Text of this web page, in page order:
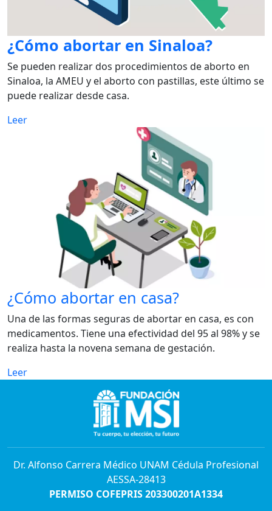
¿Cómo abortar en Sinaloa?
Se pueden realizar dos procedimientos de aborto en
Sinaloa, la AMEU y el aborto con pastillas, este último se
puede realizar desde casa.
Leer
¿Cómo abortar en casa?
Una de las formas seguras de abortar en casa, es con
medicamentos. Tiene una efectividad del 95 al 98% y se
realiza hasta la novena semana de gestación.
Leer
Dr. Alfonso Carrera Médico UNAM Cédula Profesional
AESSA-28413
PERMISO COFEPRIS 203300201A1334